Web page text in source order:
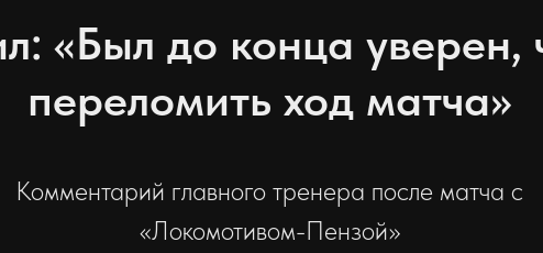
«Был до конца уверен,
переломить ход матча»
Комментарий главного тренера после матча с
«Локомотивом-Пензой»